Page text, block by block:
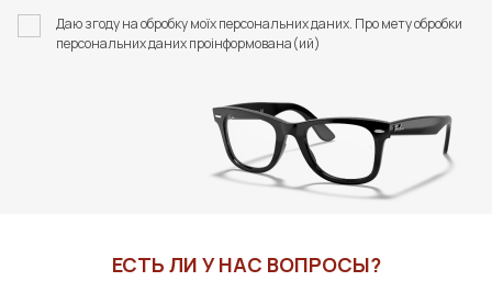
ФУТЛЯР З СЕРВЕТКОЮ
FASHION STYLE
АНТИФОГ" (20 ШТУК)
В КОРЗИНУ
Даю згоду на обробку моїх персональних даних. Про мету обробки
персональних даних проінформована(ий)
ЕСТЬ ЛИ У НАС ВОПРОСЫ?